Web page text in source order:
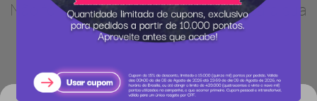
Não foram encontrados resultados para sua
busca.